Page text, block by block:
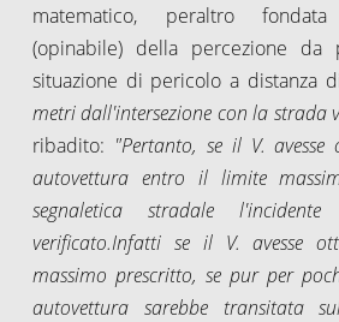
matematico, peraltro
(opinabile) della percezione
situazione di pericolo a distanza
metri dall'intersezione con la strada
ribadito: "Pertanto, se il V.
autovettura entro il limite
segnaletica stradale l'incidente
verificato.Infatti se il V. avesse
massimo prescritto, se pur per
autovettura sarebbe transitata